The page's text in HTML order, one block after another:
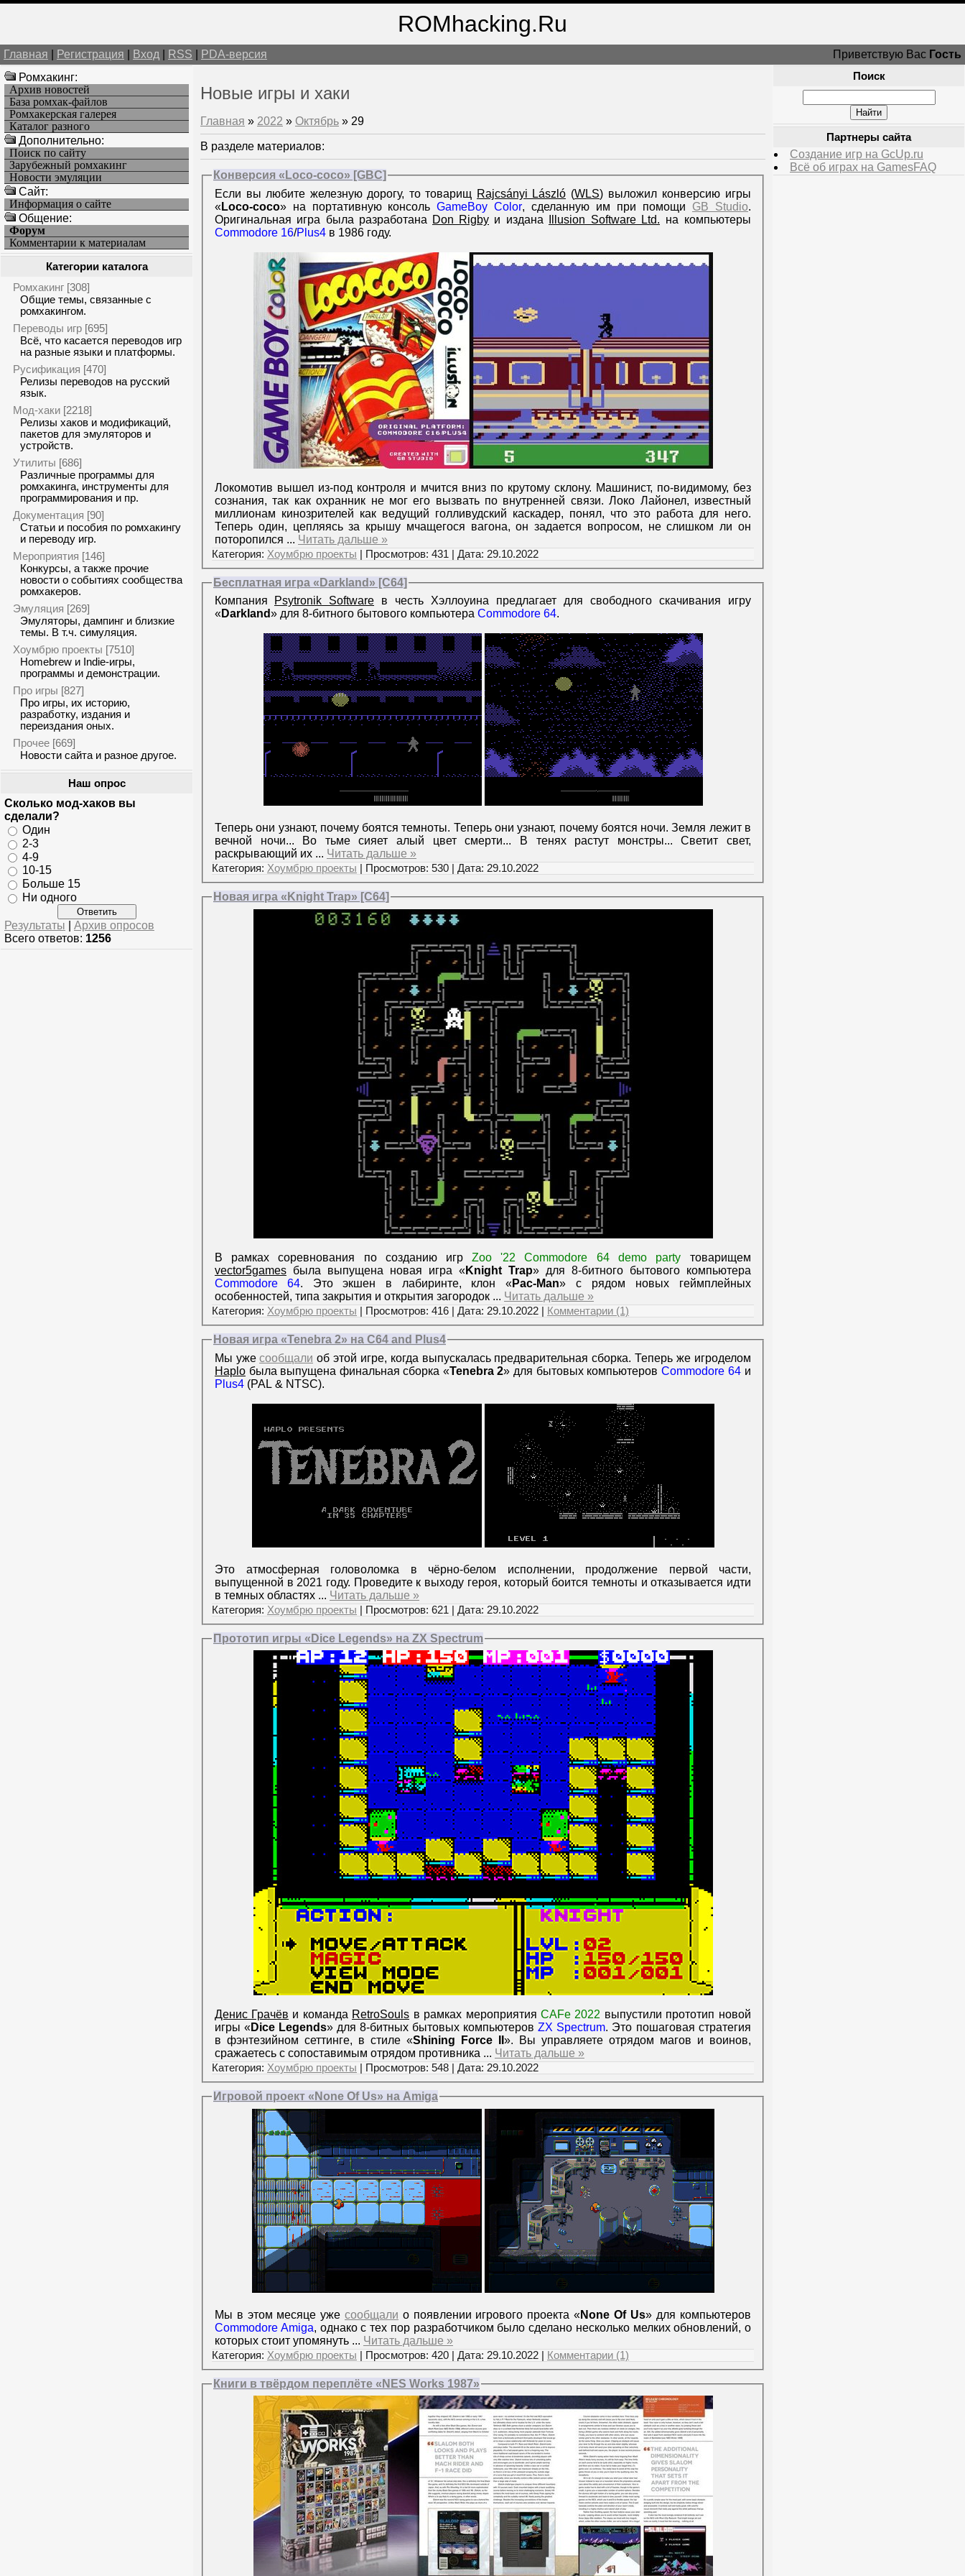
ROMhacking.Ru
Главная Регистрация Вход RSS PDA-версия Приветствую Вас Гость
Ромхакинг:
Архив новостей
База ромхак-файлов
Ромхакерская галерея
Каталог разного
Дополнительно:
Поиск по сайту
Зарубежный ромхакинг
Новости эмуляции
Cайт:
Информация о сайте
Общение:
Форум
Комментарии к материалам
Категории каталога
Ромхакинг [308]
Общие темы, связанные с
ромхакингом.
Переводы игр [695]
Всё, что касается переводов игр
на разные языки и платформы.
Русификация [470]
Релизы переводов на русский
язык.
Мод-хаки [2218]
Релизы хаков и модификаций,
пакетов для эмуляторов и
устройств.
Утилиты [686]
Различные программы для
ромхакинга, инструменты для
программирования и пр.
Документация [90]
Статьи и пособия по ромхакингу
и переводу игр.
Мероприятия [146]
Конкурсы, а также прочие
новости о событиях сообщества
ромхакеров.
Эмуляция [269]
Эмуляторы, дампинг и близкие
темы. В т.ч. симуляция.
Хоумбрю проекты [7510]
Homebrew и Indie-игры,
программы и демонстрации.
Про игры [827]
Про игры, их историю,
разработку, издания и
переиздания оных.
Прочее [669]
Новости сайта и разное другое.
Наш опрос
Сколько мод-хаков вы
сделали?
Один
2-3
4-9
10-15
Больше 15
Ни одного
Результаты
Архив опросов
Всего ответов: 1256
Новые игры и хаки
Главная » 2022 » Октябрь » 29
В разделе материалов:
Конверсия «Loco-coco» [GBC]
Если вы любите железную дорогу, то товарищ Rajcsányi László (WLS) выложил конверсию игры
«Loco-coco» на портативную консоль GameBoy Color, сделанную им при помощи GB Studio.
Оригинальная игра была разработана Don Rigby и издана Illusion Software Ltd. на компьютеры
Commodore 16/Plus4 в 1986 году.
Локомотив вышел из-под контроля и мчится вниз по крутому склону. Машинист, по-видимому, без
сознания, так как охранник не мог его вызвать по внутренней связи. Локо Лайонел, известный
миллионам кинозрителей как ведущий голливудский каскадер, понял, что это работа для него.
Теперь один, цепляясь за крышу мчащегося вагона, он задается вопросом, не слишком ли он
поторопился ... Читать дальше »
Категория: Хоумбрю проекты | Просмотров: 431 | Дата: 29.10.2022
Бесплатная игра «Darkland» [C64]
Компания
Psytronik Software в честь Хэллоуина предлагает для свободного скачивания игру
«Darkland» для 8-битного бытового компьютера Commodore 64.
Теперь они узнают, почему боятся темноты. Теперь они узнают, почему боятся ночи. Земля лежит в
вечной ночи... Во тьме сияет алый цвет смерти... В тенях растут монстры... Светит свет,
раскрывающий их ... Читать дальше »
Категория: Хоумбрю проекты | Просмотров: 530 | Дата: 29.10.2022
Новая игра «Knight Trap» [C64]
В рамках соревнования по созданию игр Zoo '22 Commodore 64 demo party товарищем
vector5games была выпущена новая игра «Knight Trap» для 8-битного бытового компьютера
Commodore 64. Это экшен в лабиринте, клон «Pac-Man» с рядом новых геймплейных
особенностей, типа закрытия и открытия загородок ... Читать дальше »
Категория: Хоумбрю проекты | Просмотров: 416 | Дата: 29.10.2022 Комментарии (1)
Новая игра «Tenebra 2» на C64 and Plus4
Мы уже сообщали об этой игре, когда выпускалась предварительная сборка. Теперь же игроделом
Haplo была выпущена финальная сборка «Tenebra 2» для бытовых компьютеров Commodore 64 и
Plus4 (PAL & NTSC).
Это атмосферная головоломка в чёрно-белом исполнении, продолжение первой части,
выпущенной в 2021 году. Проведите к выходу героя, который боится темноты и отказывается идти
в темных областях ... Читать дальше »
Категория: Хоумбрю проекты | Просмотров: 621 | Дата: 29.10.2022
Прототип игры «Dice Legends» на ZX Spectrum
Денис Грачёв и команда RetroSouls в рамках мероприятия CAFe 2022 выпустили прототип новой
игры «Dice Legends» для 8-битных бытовых компьютеров ZX Spectrum. Это пошаговая стратегия
в фэнтезийном сеттинге, в стиле «Shining Force II ». Вы управляете отрядом магов и воинов,
сражаетесь с сопоставимым отрядом противника ... Читать дальше »
Категория: Хоумбрю проекты | Просмотров: 548 | Дата: 29.10.2022
Игровой проект «None Of Us» на Amiga
Мы в этом месяце уже сообщали о появлении игрового проекта «None Of Us» для компьютеров
Commodore Amiga, однако с тех пор разработчиком было сделано несколько мелких обновлений, о
которых стоит упомянуть ... Читать дальше »
Категория: Хоумбрю проекты | Просмотров: 420 | Дата: 29.10.2022 Комментарии (1)
Книги в твёрдом переплёте «NES Works 1987»
Поиск
Партнеры сайта
Создание игр на GcUp.ru
Всё об играх на GamesFAQ